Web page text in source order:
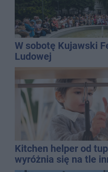
W sobotę Kujawski
Ludowej
Kitchen helper od
wyróżnia się na tle